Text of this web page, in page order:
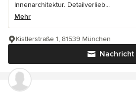
Innenarchitektur. Detailverlieb...
Mehr
Nachricht
Kistlerstraße 1, 81539 München